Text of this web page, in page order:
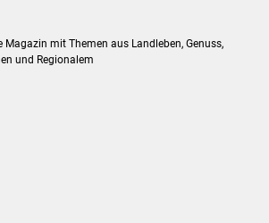
Magazin mit Themen aus Landleben, Genuss,
und Regionalem